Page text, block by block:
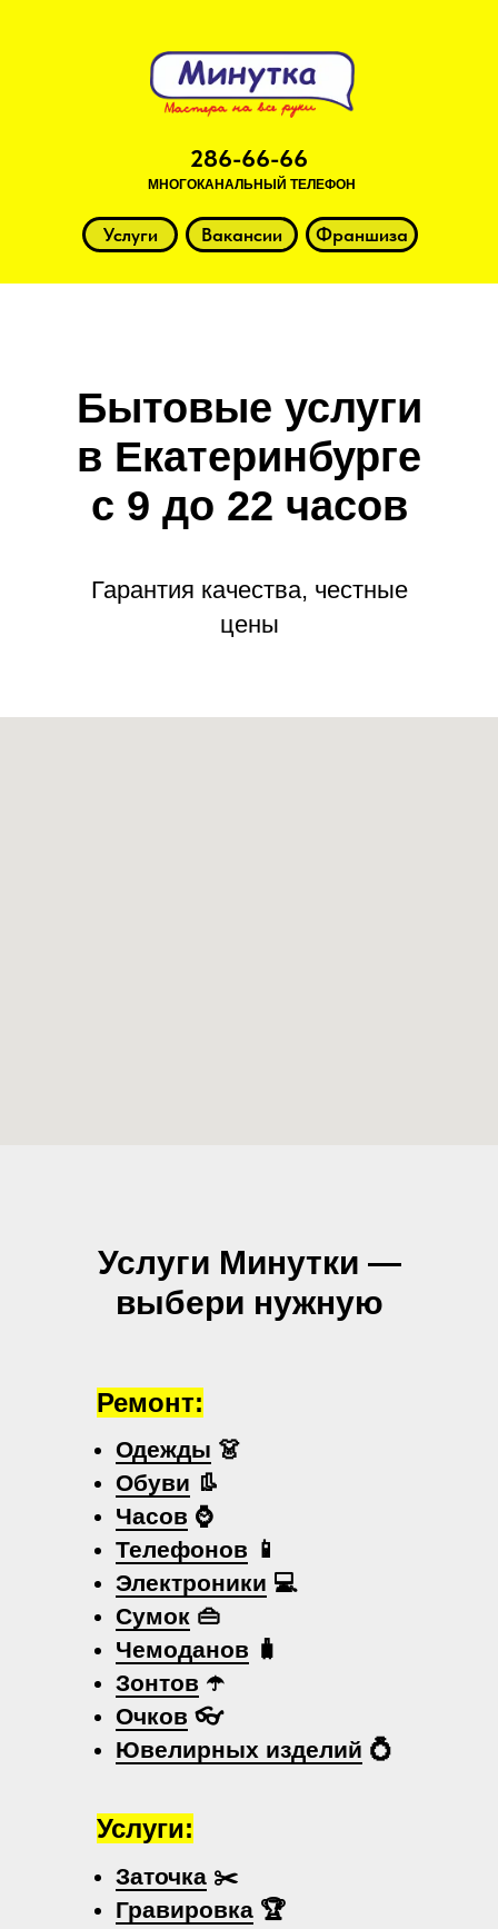
286-66-66
МНОГОКАНАЛЬНЫЙ ТЕЛЕФОН
Услуги Вакансии Франшиза
Бытовые услуги
в Екатеринбурге
с 9 до 22 часов
Гарантия качества, честные
цены
Услуги Минутки —
выбери нужную
Одежды 👗
Обуви 👢
Часов ⌚
Телефонов 📱
Электроники 💻
Сумок 👜
Чемоданов 🧳
Зонтов ☂️
Очков 👓
Ювелирных изделий 💍
Заточка ✂️
Гравировка 🏆
Ремонт:
Услуги: